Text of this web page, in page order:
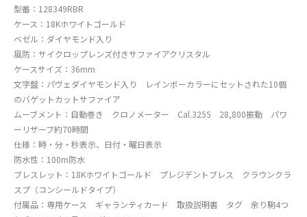
型番：128349RBR
ケース：18Kホワイトゴールド
ベゼル：ダイヤモンド入り
風防：サイクロップレンズ付きサファイアクリスタル
ケースサイズ：36mm
文字盤：パヴェダイヤモンド入り レインボーカラーにセットされた10個
のバゲットカットサファイア
ムーブメント：自動巻き クロノメーター Cal.3255 28,800振動 パワ
ーリザーブ約70時間
仕様：時・分・秒表示、日付・曜日表示
防水性：100m防水
ブレスレット：18Kホワイトゴールド プレジデントブレス クラウンクラ
スプ（コンシールドタイプ）
付属品：専用ケース ギャランティカード 取扱説明書 タグ 余り駒4つ